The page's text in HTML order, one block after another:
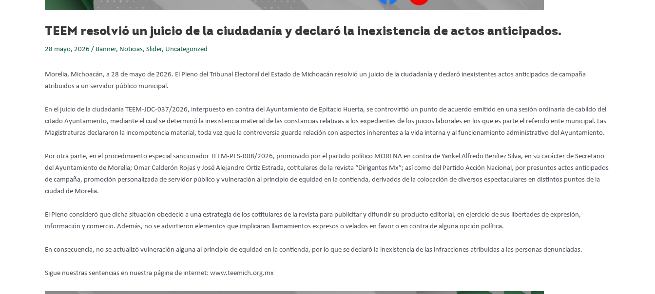
TEEM resolvió un juicio de la ciudadanía y declaró la inexistencia de actos anticipados.
28 mayo, 2026 / Banner, Noticias, Slider, Uncategorized
Morelia, Michoacán, a 28 de mayo de 2026. El Pleno del Tribunal Electoral del Estado de Michoacán resolvió un juicio de la ciudadanía y declaró inexistentes actos anticipados de campaña
atribuidos a un servidor público municipal.
En el juicio de la ciudadanía TEEM-JDC-037/2026, interpuesto en contra del Ayuntamiento de Epitacio Huerta, se controvirtió un punto de acuerdo emitido en una sesión ordinaria de cabildo del
citado Ayuntamiento, mediante el cual se determinó la inexistencia material de las constancias relativas a los expedientes de los juicios laborales en los que es parte el referido ente municipal. Las
Magistraturas declararon la incompetencia material, toda vez que la controversia guarda relación con aspectos inherentes a la vida interna y al funcionamiento administrativo del Ayuntamiento.
Por otra parte, en el procedimiento especial sancionador TEEM-PES-008/2026, promovido por el partido político MORENA en contra de Yankel Alfredo Benítez Silva, en su carácter de Secretario
del Ayuntamiento de Morelia; Omar Calderón Rojas y José Alejandro Ortiz Estrada, cotitulares de la revista “Dirigentes Mx”; así como del Partido Acción Nacional, por presuntos actos anticipados
de campaña, promoción personalizada de servidor público y vulneración al principio de equidad en la contienda, derivados de la colocación de diversos espectaculares en distintos puntos de la
ciudad de Morelia.
El Pleno consideró que dicha situación obedeció a una estrategia de los cotitulares de la revista para publicitar y difundir su producto editorial, en ejercicio de sus libertades de expresión,
información y comercio. Además, no se advirtieron elementos que implicaran llamamientos expresos o velados en favor o en contra de alguna opción política.
En consecuencia, no se actualizó vulneración alguna al principio de equidad en la contienda, por lo que se declaró la inexistencia de las infracciones atribuidas a las personas denunciadas.
Sigue nuestras sentencias en nuestra página de internet: www.teemich.org.mx